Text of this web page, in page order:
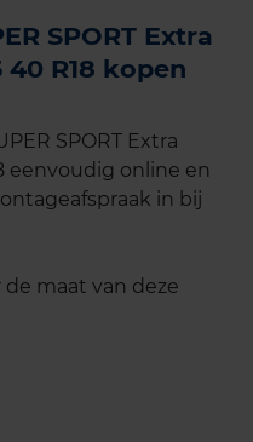
SPORT Extra
R18 kopen
SPORT Extra
eenvoudig online en
in bij
maat van deze